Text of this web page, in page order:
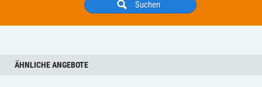
ÄHNLICHE ANGEBOTE